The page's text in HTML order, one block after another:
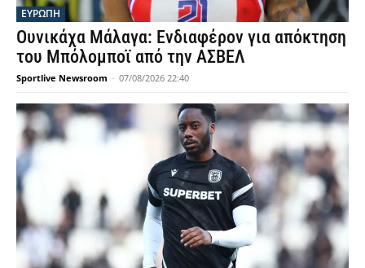
ΕΥΡΩΠΗ
Ουνικάχα Μάλαγα: Ενδιαφέρον για απόκτηση
του Μπόλομποϊ από την ΑΣΒΕΛ
Sportlive Newsroom - 07/08/2026 22:40